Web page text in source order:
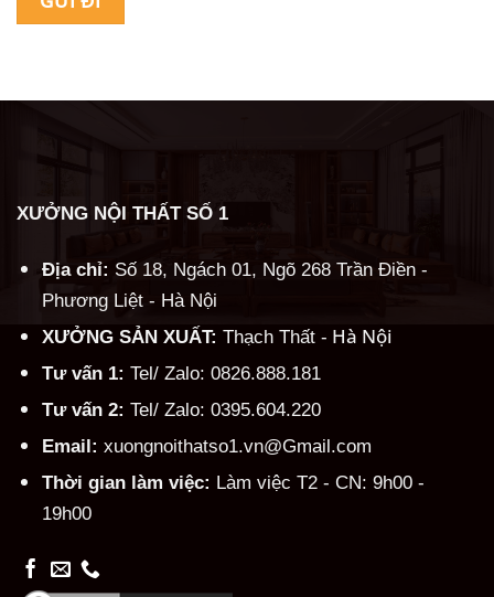
XƯỞNG NỘI THẤT SỐ 1
Địa chỉ: Số 18, Ngách 01, Ngõ 268 Trần Điền -
Phương Liệt - Hà Nội
XƯỞNG SẢN XUẤT: Thạch Thất - Hà Nội
Tư vấn 1: Tel/ Zalo: 0826.888.181
Tư vấn 2: Tel/ Zalo: 0395.604.220
Email: xuongnoithatso1.vn@Gmail.com
Thời gian làm việc: Làm việc T2 - CN: 9h00 -
19h00